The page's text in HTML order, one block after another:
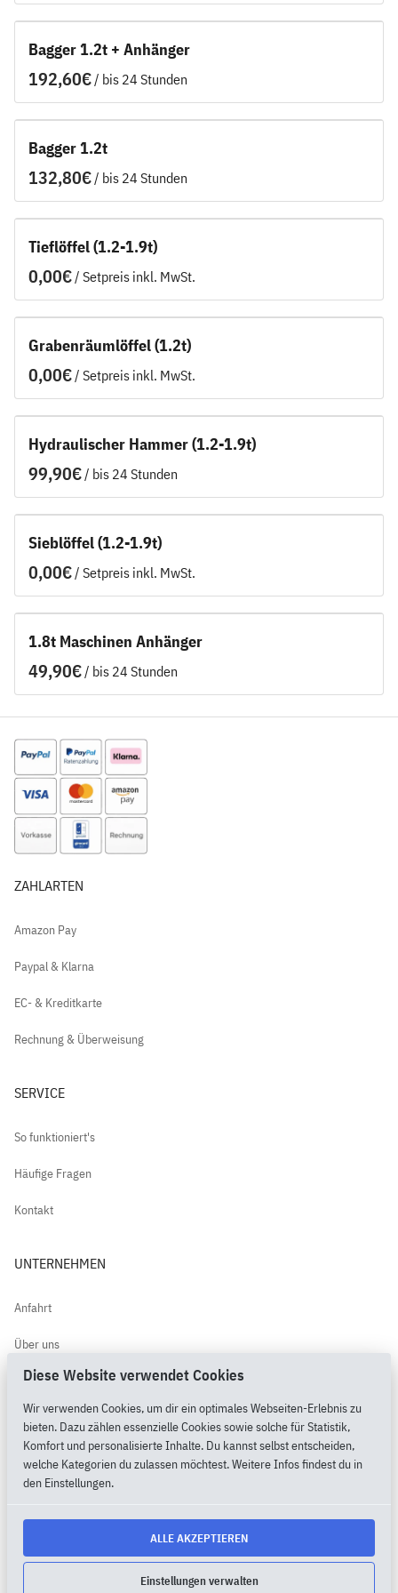
Bagger 1.2t + Anhänger
/
Bagger 1.2t
/
Tieflöffel (1.2-1.9t)
/
Grabenräumlöffel (1.2t)
/
Hydraulischer Hammer (1.2-1.9t)
/
Sieblöffel (1.2-1.9t)
/
1.8t Maschinen Anhänger
/
ZAHLARTEN
Amazon Pay
Paypal & Klarna
EC- & Kreditkarte
Rechnung & Überweisung
SERVICE
So funktioniert's
Häufige Fragen
Kontakt
UNTERNEHMEN
Anfahrt
Über uns
Kundenbewertungen
PimpMyPony.shop®
2026 Copyright by MietMaxX.shop® |Cookie Einstellungen
► VERTRAG WIDERRUFEN
Diese Website verwendet Cookies
Wir verwenden Cookies, um dir ein optimales Webseiten-Erlebnis zu
bieten. Dazu zählen essenzielle Cookies sowie solche für Statistik,
Komfort und personalisierte Inhalte. Du kannst selbst entscheiden,
welche Kategorien du zulassen möchtest. Weitere Infos findest du in
den Einstellungen.
ALLE AKZEPTIEREN
Einstellungen verwalten